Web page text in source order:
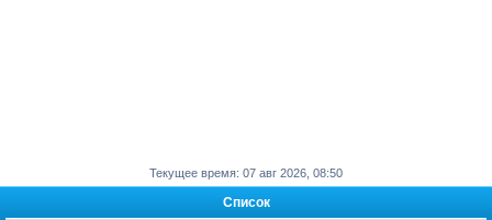
Текущее время: 07 авг 2026, 08:50
Список